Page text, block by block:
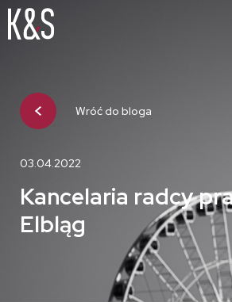
Wróć do bloga
03.04.2022
Kancelaria radcy
Elbląg